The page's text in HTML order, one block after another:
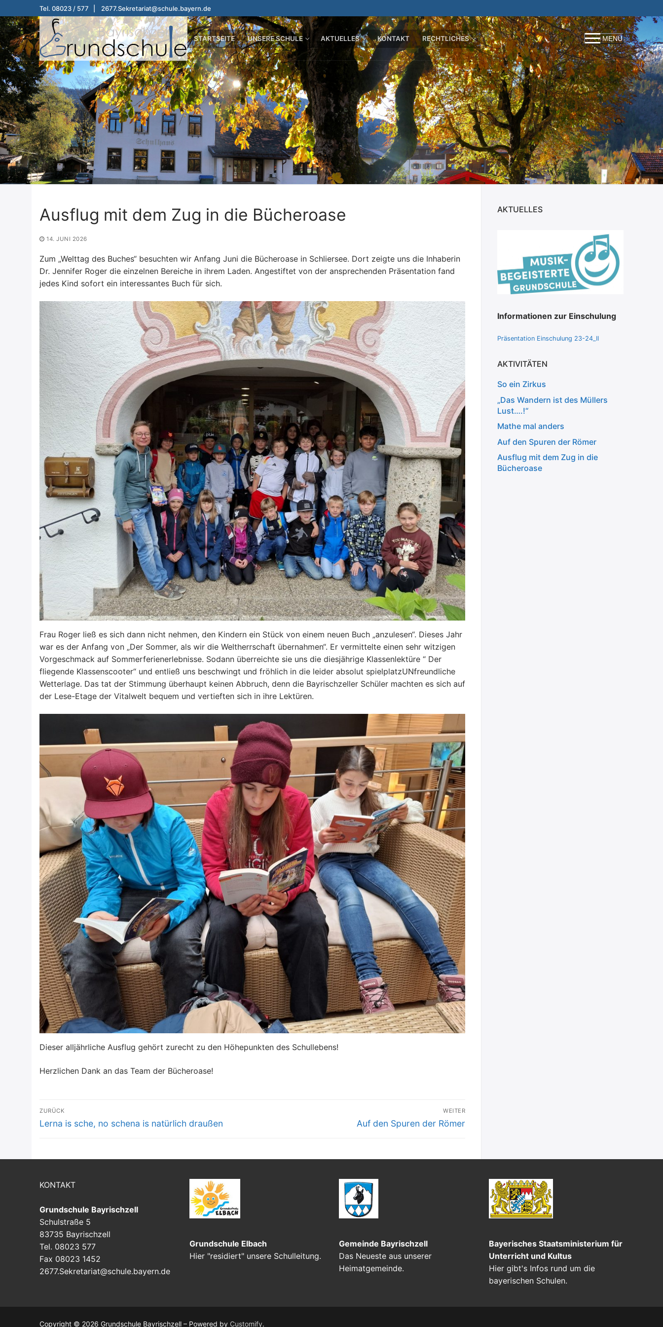
Inhalt
springen
Tel. 08023 / 577 | 2677.Sekretariat@schule.bayern.de
STARTSEITE UNSERE SCHULE AKTUELLES KONTAKT RECHTLICHES MENÜ
Suchen nach:
Ausflug mit dem Zug in die Bücheroase
14. JUNI 2026
Zum „Welttag des Buches“ besuchten wir Anfang Juni die Bücheroase in Schliersee. Dort zeigte uns die Inhaberin
Dr. Jennifer Roger die einzelnen Bereiche in ihrem Laden. Angestiftet von der ansprechenden Präsentation fand
jedes Kind sofort ein interessantes Buch für sich.
Frau Roger ließ es sich dann nicht nehmen, den Kindern ein Stück von einem neuen Buch „anzulesen“. Dieses Jahr
war es der Anfang von „Der Sommer, als wir die Weltherrschaft übernahmen“. Er vermittelte einen sehr witzigen
Vorgeschmack auf Sommerferienerlebnisse. Sodann überreichte sie uns die diesjährige Klassenlektüre “ Der
fliegende Klassenscooter“ und entließ uns beschwingt und fröhlich in die leider absolut spielplatzUNfreundliche
Wetterlage. Das tat der Stimmung überhaupt keinen Abbruch, denn die Bayrischzeller Schüler machten es sich auf
der Lese-Etage der Vitalwelt bequem und vertieften sich in ihre Lektüren.
Dieser alljährliche Ausflug gehört zurecht zu den Höhepunkten des Schullebens!
Herzlichen Dank an das Team der Bücheroase!
Beitragsnavigation
ZURÜCK
Vorheriger
Lerna is sche, no schena is natürlich draußen
WEITER
Nächster
Auf den Spuren der Römer
AKTUELLES
Informationen zur Einschulung
Präsentation Einschulung 23-24_II
AKTIVITÄTEN
So ein Zirkus
„Das Wandern ist des Müllers
Lust….!“
Mathe mal anders
Auf den Spuren der Römer
Ausflug mit dem Zug in die
Bücheroase
KONTAKT
Grundschule Bayrischzell
Schulstraße 5
83735 Bayrischzell
Tel. 08023 577
Fax 08023 1452
2677.Sekretariat@schule.bayern.de
Grundschule Elbach
Hier "residiert" unsere Schulleitung.
Gemeinde Bayrischzell
Das Neueste aus unserer
Heimatgemeinde.
Bayerisches Staatsministerium für
Unterricht und Kultus
Hier gibt's Infos rund um die
bayerischen Schulen.
Copyright © 2026 Grundschule Bayrischzell – Powered by Customify.